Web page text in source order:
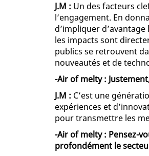
J.M : Un des facteurs
l’engagement. En
d’impliquer
les impacts sont
publics se retrouvent
nouveautés et de
-Air of melty :
J.M : C’est une
expériences et
pour transmettre les
-Air of melty : Pensez-
profondément le